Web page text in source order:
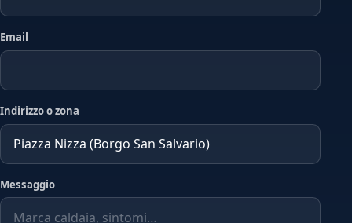
Email
Indirizzo o zona
Messaggio